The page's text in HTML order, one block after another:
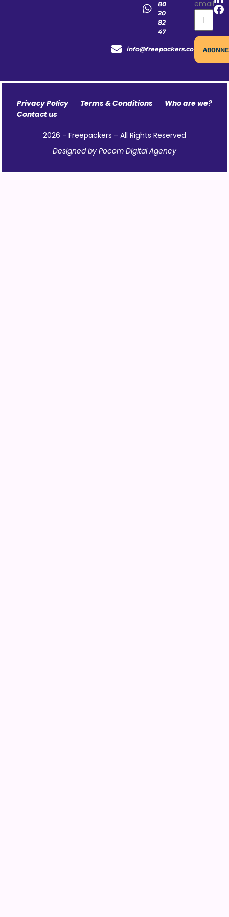
80
20
82
47
info@freepackers.com
email
Privacy Policy Terms & Conditions
Who are we?
Contact us
2026 - Freepackers - All Rights Reserved​
Designed by Pocom Digital Agency